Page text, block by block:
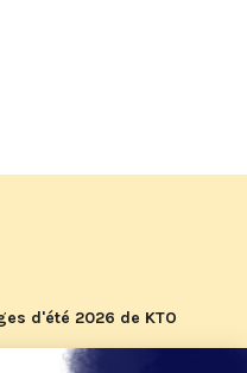
d'été 2026 de KTO